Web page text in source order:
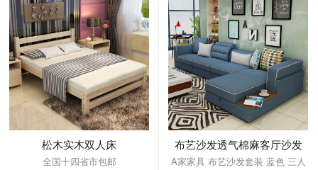
松木实木双人床
全国十四省市包邮
布艺沙发透气棉麻客厅沙发
A家家具 布艺沙发套装 蓝色 三人